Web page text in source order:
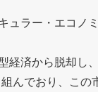
ュラー・エコノ
経済から脱却し
んでおり、この